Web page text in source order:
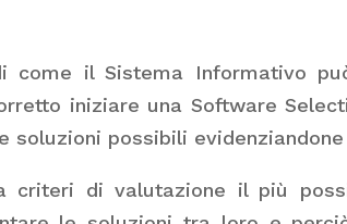
come il Sistema Informativo
iniziare una Software
soluzioni possibili
criteri di valutazione il più